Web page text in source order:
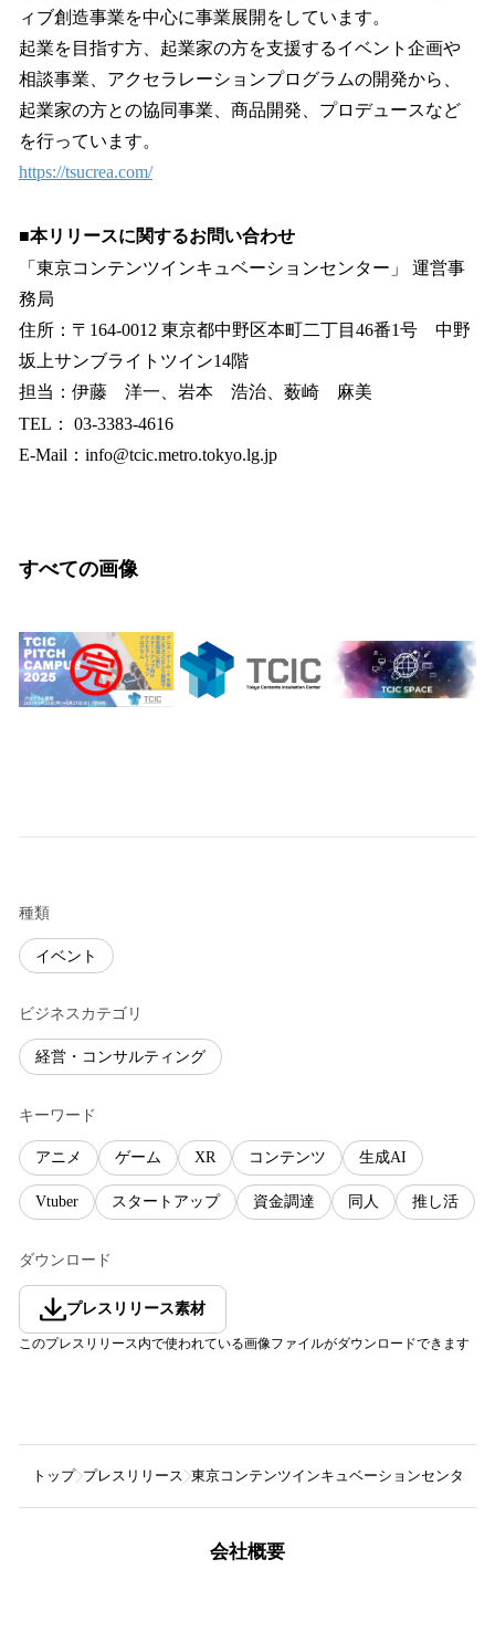
ィブ創造事業を中心に事業展開をしています。
起業を目指す方、起業家の方を支援するイベント企画や
相談事業、アクセラレーションプログラムの開発から、
起業家の方との協同事業、商品開発、プロデュースなど
を行っています。
https://tsucrea.com/
■本リリースに関するお問い合わせ
「東京コンテンツインキュベーションセンター」 運営事
務局
住所：〒164-0012 東京都中野区本町二丁目46番1号 中野
坂上サンブライトツイン14階
担当：伊藤 洋一、岩本 浩治、薮崎 麻美
TEL： 03-3383-4616
E-Mail：info@tcic.metro.tokyo.lg.jp
すべての画像
種類
イベント
ビジネスカテゴリ
経営・コンサルティング
キーワード
アニメ ゲーム XR コンテンツ 生成AI
Vtuber スタートアップ 資金調達 同人 推し活
ダウンロード
プレスリリース素材
このプレスリリース内で使われている画像ファイルがダウンロードできます
トップ プレスリリース 東京コンテンツインキュベーションセンター
会社概要